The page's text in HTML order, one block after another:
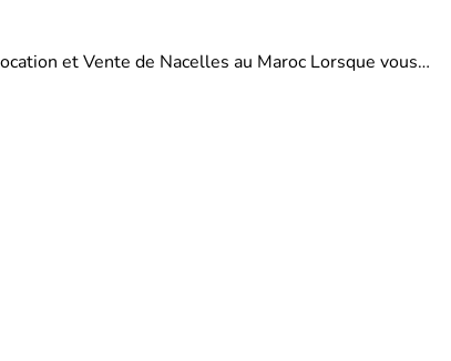
et Vente de Nacelles au Maroc Lorsque vous…